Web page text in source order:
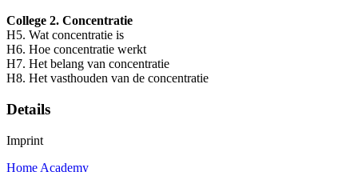
College 2. Concentratie
H5. Wat concentratie is
H6. Hoe concentratie werkt
H7. Het belang van concentratie
H8. Het vasthouden van de concentratie
Details
Imprint
Home Academy